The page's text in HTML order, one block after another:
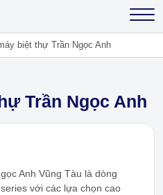
biệt thự Trần Ngọc Anh
Trần Ngọc Anh
Anh Vũng Tàu là dòng
với các lựa chọn cao